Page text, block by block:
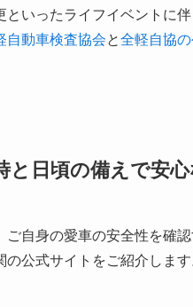
いったライフイベントに
自動車検査協会と全軽自協
と日頃の備えで安
自身の愛車の安全性を確
公式サイトをご紹介します